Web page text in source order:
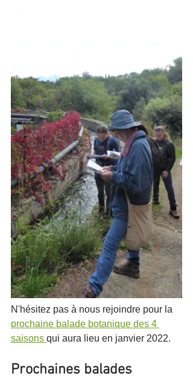
N'hésitez pas à nous rejoindre pour la
prochaine balade botanique des 4
saisons qui aura lieu en janvier 2022.
Prochaines balades